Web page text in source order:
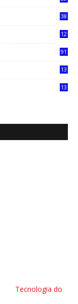
38
12
91
13
13
Tecnologia do